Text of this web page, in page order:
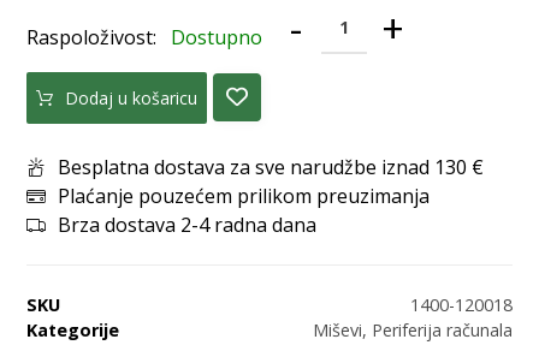
Raspoloživost: Dostupno - +
Dodaj u košaricu
Besplatna dostava za sve narudžbe iznad 130 €
Plaćanje pouzećem prilikom preuzimanja
Brza dostava 2-4 radna dana
SKU
1400-120018
Kategorije
Miševi, Periferija računala